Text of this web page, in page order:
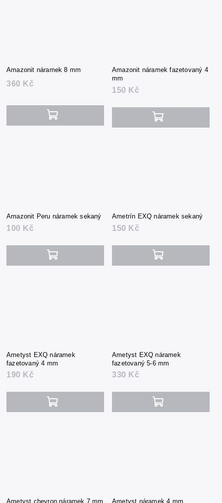
Amazonit náramek 8 mm
360 Kč
Amazonit náramek fazetovaný 4
mm
150 Kč
Amazonit Peru náramek sekaný
100 Kč
Ametrín EXQ náramek sekaný
150 Kč
Ametyst EXQ náramek
fazetovaný 4 mm
190 Kč
Ametyst EXQ náramek
fazetovaný 5-6 mm
330 Kč
Ametyst chevron náramek 7 mm Ametyst náramek 4 mm